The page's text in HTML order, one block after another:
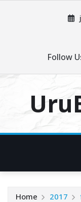
Follow
Home 2017